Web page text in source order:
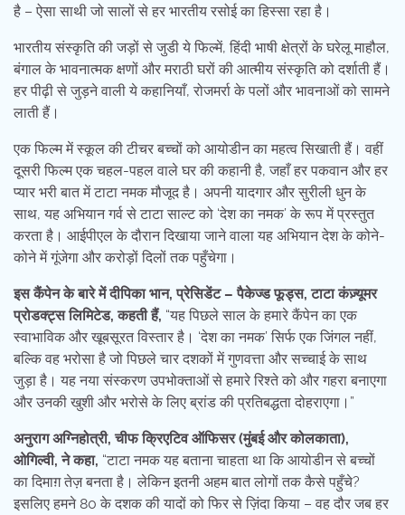
है – ऐसा साथी जो सालों से हर भारतीय रसोई का हिस्सा रहा है।
भारतीय संस्कृति की जड़ों से जुडी ये फिल्में, हिंदी भाषी क्षेत्रों के घरेलू माहौल,
बंगाल के भावनात्मक क्षणों और मराठी घरों की आत्मीय संस्कृति को दर्शाती हैं।
हर पीढ़ी से जुड़ने वाली ये कहानियाँ, रोजमर्रा के पलों और भावनाओं को सामने
लाती हैं।
एक फिल्म में स्कूल की टीचर बच्चों को आयोडीन का महत्व सिखाती हैं। वहीं
दूसरी फिल्म एक चहल-पहल वाले घर की कहानी है, जहाँ हर पकवान और हर
प्यार भरी बात में टाटा नमक मौजूद है। अपनी यादगार और सुरीली धुन के
साथ, यह अभियान गर्व से टाटा साल्ट को ‘देश का नमक’ के रूप में प्रस्तुत
करता है। आईपीएल के दौरान दिखाया जाने वाला यह अभियान देश के कोने-
कोने में गूंजेगा और करोड़ों दिलों तक पहुँचेगा।
इस कैंपेन के बारे में दीपिका भान, प्रेसिडेंट – पैकेज्ड फूड्स, टाटा कंज़्यूमर
प्रोडक्ट्स लिमिटेड, कहती हैं, “यह पिछले साल के हमारे कैंपेन का एक
स्वाभाविक और खूबसूरत विस्तार है। ‘देश का नमक’ सिर्फ एक जिंगल नहीं,
बल्कि वह भरोसा है जो पिछले चार दशकों में गुणवत्ता और सच्चाई के साथ
जुड़ा है। यह नया संस्करण उपभोक्ताओं से हमारे रिश्ते को और गहरा बनाएगा
और उनकी खुशी और भरोसे के लिए ब्रांड की प्रतिबद्धता दोहराएगा।”
अनुराग अग्निहोत्री, चीफ क्रिएटिव ऑफिसर (मुंबई और कोलकाता),
ओगिल्वी, ने कहा, “टाटा नमक यह बताना चाहता था कि आयोडीन से बच्चों
का दिमाग़ तेज़ बनता है। लेकिन इतनी अहम बात लोगों तक कैसे पहुँचे?
इसलिए हमने 80 के दशक की यादों को फिर से ज़िंदा किया – वह दौर जब हर